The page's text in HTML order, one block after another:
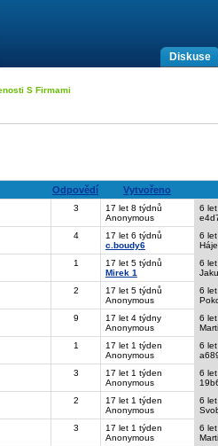
Diskuse
S Firmami
Odpovědí Vytvořeno
3
17 let 8 týdnů
Anonymous
6
4
17 let 6 týdnů
c.boudy6
6
1
17 let 5 týdnů
Mirek 1
6
2
17 let 5 týdnů
Anonymous
6
9
17 let 4 týdny
Anonymous
6
1
17 let 1 týden
Anonymous
6
3
17 let 1 týden
Anonymous
6
2
17 let 1 týden
Anonymous
6
3
17 let 1 týden
Anonymous
6